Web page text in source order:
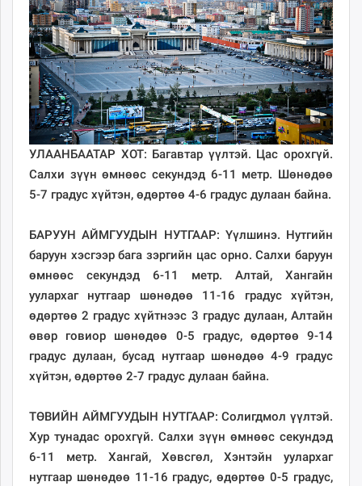
ikon.mn
mnb.mn
Livetv.mn
Eguur.mn
24tsag.mn
shuud.mn
eagle.mn
ergelt.mn
zarig.mn
today.mn
mminfo.mn
ugluu.mn
urlag.mn
unen.mn
asu.mn
shudarga.mn
shuurhai.mn
unuudur.mn
mglradio.com
fact.mn
itoim.mn
tumen.mn
УЛААНБААТАР ХОТ: Багавтар үүлтэй. Цас орохгүй.
Салхи зүүн өмнөөс секундэд 6-11 метр. Шөнөдөө
5-7 градус хүйтэн, өдөртөө 4-6 градус дулаан байна.
БАРУУН АЙМГУУДЫН НУТГААР: Үүлшинэ. Нутгийн
баруун хэсгээр бага зэргийн цас орно. Салхи баруун
өмнөөс секундэд 6-11 метр. Алтай, Хангайн
уулархаг нутгаар шөнөдөө 11-16 градус хүйтэн,
өдөртөө 2 градус хүйтнээс 3 градус дулаан, Алтайн
өвөр говиор шөнөдөө 0-5 градус, өдөртөө 9-14
градус дулаан, бусад нутгаар шөнөдөө 4-9 градус
хүйтэн, өдөртөө 2-7 градус дулаан байна.
ТӨВИЙН АЙМГУУДЫН НУТГААР: Солигдмол үүлтэй.
Хур тунадас орохгүй. Салхи зүүн өмнөөс секундэд
6-11 метр. Хангай, Хөвсгөл, Хэнтэйн уулархаг
нутгаар шөнөдөө 11-16 градус, өдөртөө 0-5 градус,